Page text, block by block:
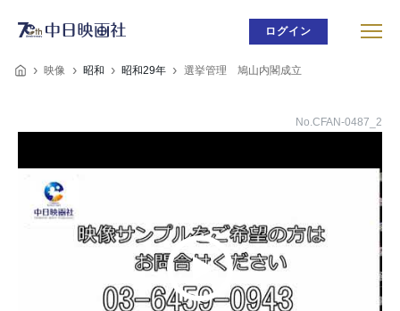
ログイン
映像 昭和 昭和29年 選挙管理 鳩山内閣成立
No.CFAN-0487_2